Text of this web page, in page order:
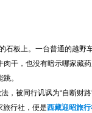
板上。一台普通的越野
干，也没有暗示哪家
。
，被同行讥讽为“自断财路”
旅行社，便是西藏迎昭旅